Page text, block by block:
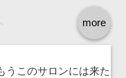
more
うこのサロンには来た